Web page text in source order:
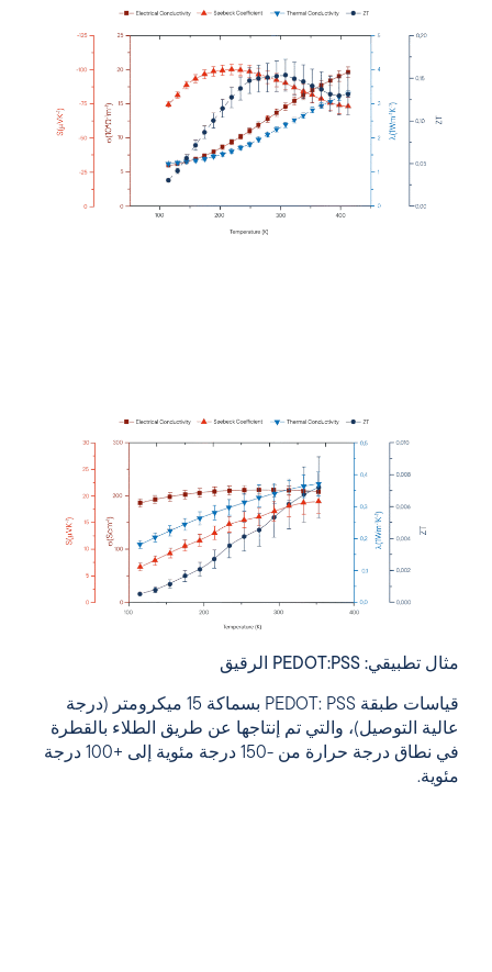
مثال تطبيقي: PEDOT:PSS الرقيق
قياسات طبقة PEDOT: PSS بسماكة 15 ميكرومتر (درجة
عالية التوصيل)، والتي تم إنتاجها عن طريق الطلاء بالقطرة
في نطاق درجة حرارة من -150 درجة مئوية إلى +100 درجة
مئوية.